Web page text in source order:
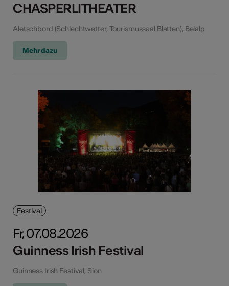
CHASPERLITHEATER
Aletschbord (Schlechtwetter, Tourismussaal Blatten), Belalp
Mehr dazu
Festival
Fr, 07.08.2026
Guinness Irish Festival
Guinness Irish Festival, Sion